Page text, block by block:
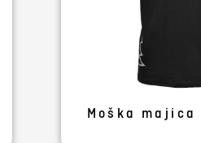
Moška majica